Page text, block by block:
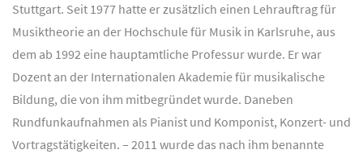
Stuttgart. Seit 1977 hatte er zusätzlich einen Lehrauftrag für
Musiktheorie an der Hochschule für Musik in Karlsruhe, aus
dem ab 1992 eine hauptamtliche Professur wurde. Er war
Dozent an der Internationalen Akademie für musikalische
Bildung, die von ihm mitbegründet wurde. Daneben
Rundfunkaufnahmen als Pianist und Komponist, Konzert- und
Vortragstätigkeiten. – 2011 wurde das nach ihm benannte